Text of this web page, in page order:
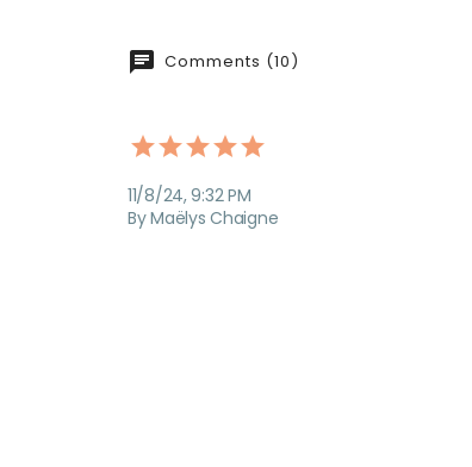
Comments (10)
11/8/24, 9:32 PM
By Maëlys Chaigne